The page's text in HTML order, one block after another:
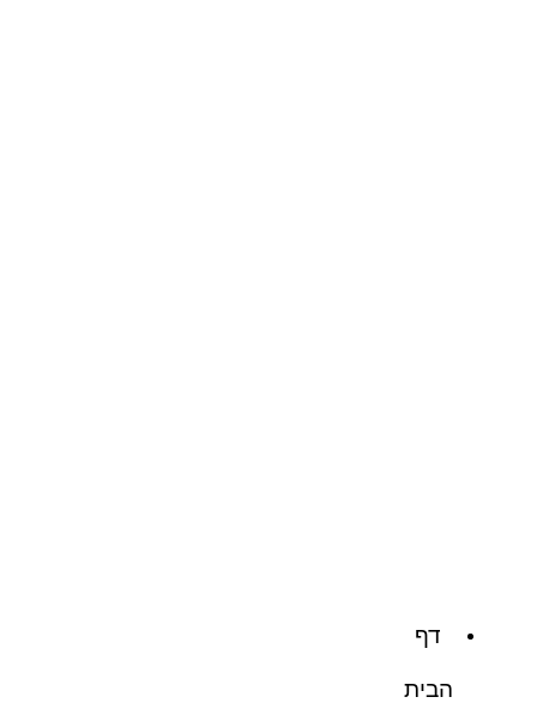
דף
הבית